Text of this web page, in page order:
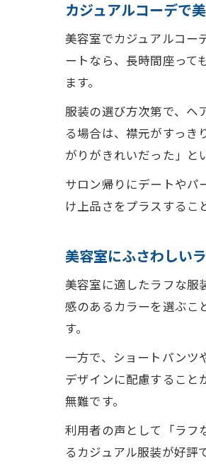
カジュアルコーデで
美容室でカジュアルコー
ートなら、長時間座って
ます。
服装の選び方次第で、ヘ
る場合は、襟元がすっき
がりがきれいだった」と
サロン帰りにデートやパ
け上品さをプラスするこ
美容室にふさわしい
美容室に適したラフな服
感のあるカラーを選ぶこ
す。
一方で、ショートパンツ
デザインに配慮すること
無難です。
利用者の声として「ラフ
るカジュアル服装が好評